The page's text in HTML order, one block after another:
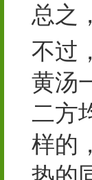
总之
不过
黄汤
二方
样的